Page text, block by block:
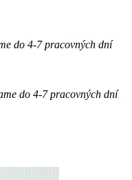
do 4-7 pracovných dní
do 4-7 pracovných dní